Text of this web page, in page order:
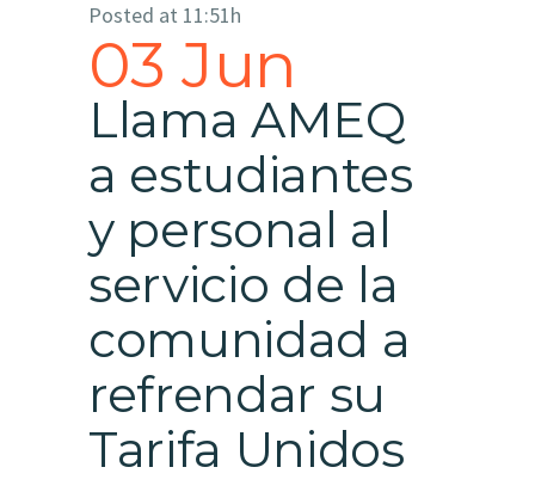
03 Jun
Llama AMEQ
a estudiantes
y personal al
servicio de la
comunidad a
refrendar su
Tarifa Unidos
Posted at 11:51h